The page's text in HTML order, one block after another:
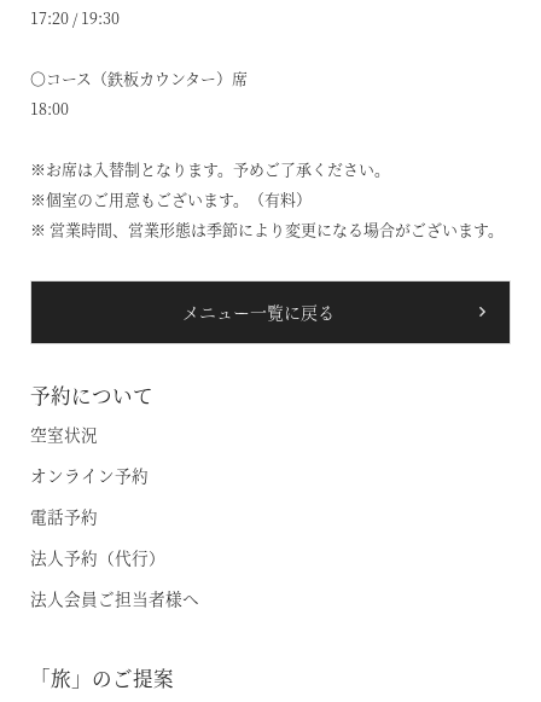
17:20 / 19:30
〇コース（鉄板カウンター）席
18:00
※お席は入替制となります。予めご了承ください。
※個室のご用意もございます。（有料）
※ 営業時間、営業形態は季節により変更になる場合がございます。
メニュー一覧に戻る
オンライン予約はこちら
お電話でのご予約はこちら
法人予約（代行）はこちら
予約について
空室状況
オンライン予約
電話予約
法人予約（代行）
法人会員ご担当者様へ
「旅」のご提案